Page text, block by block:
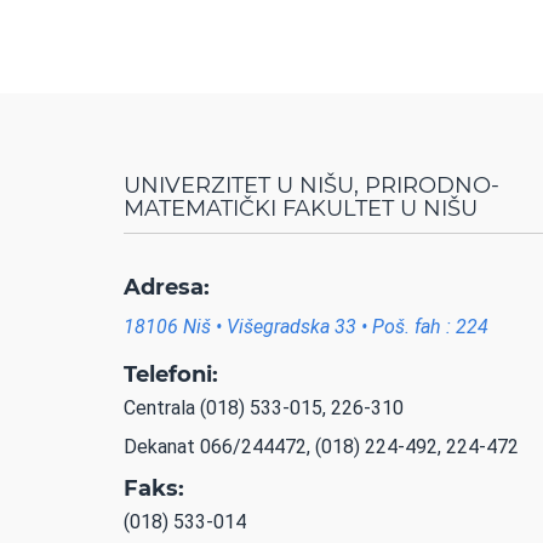
UNIVERZITET U NIŠU, PRIRODNO-
MATEMATIČKI FAKULTET U NIŠU
Adresa:
18106 Niš • Višegradska 33 • Poš. fah : 224
Telefoni:
Centrala (018) 533-015, 226-310
Dekanat 066/244472, (018) 224-492, 224-472
Faks:
(018) 533-014